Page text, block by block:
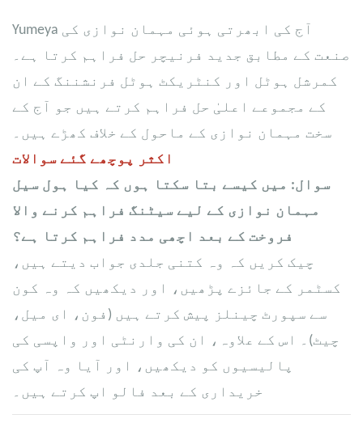
Yumeya آج کی ابھرتی ہوئی مہمان نوازی کی
صنعت کے مطابق جدید فرنیچر حل فراہم کرتا ہے۔
کمرشل ہوٹل اور کنٹریکٹ ہوٹل فرنشننگ کے ان
کے مجموعے اعلیٰ حل فراہم کرتے ہیں جو آج کے
سخت مہمان نوازی کے ماحول کے خلاف کھڑے ہیں۔
اکثر پوچھے گئے سوالات
سوال: میں کیسے بتا سکتا ہوں کہ کیا ہول سیل
مہمان نوازی کے لیے سیٹنگ فراہم کرنے والا
فروخت کے بعد اچھی مدد فراہم کرتا ہے؟
چیک کریں کہ وہ کتنی جلدی جواب دیتے ہیں،
کسٹمر کے جائزے پڑھیں، اور دیکھیں کہ وہ کون
سے سپورٹ چینلز پیش کرتے ہیں (فون، ای میل،
چیٹ)۔ اس کے علاوہ، ان کی وارنٹی اور واپسی کی
پالیسیوں کو دیکھیں، اور آیا وہ آپ کی
خریداری کے بعد فالو اپ کرتے ہیں۔